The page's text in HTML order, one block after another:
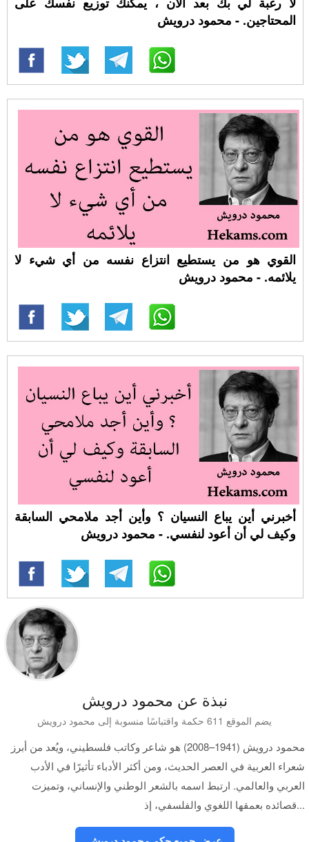
المحتاجين. - محمود درويش
القوي هو من يستطيع انتزاع نفسه من أي شيء لا
يلائمه. - محمود درويش
أخبرني أين يباع النسيان ؟ وأين أجد ملامحي السابقة
وكيف لي أن أعود لنفسي. - محمود درويش
نبذة عن محمود درويش
يضم الموقع 611 حكمة واقتباسًا منسوبة إلى محمود درويش
محمود درويش (1941–2008) هو شاعر وكاتب فلسطيني، ويُعد من أبرز
شعراء العربية في العصر الحديث، ومن أكثر الأدباء تأثيرًا في الأدب
العربي والعالمي. ارتبط اسمه بالشعر الوطني والإنساني، وتميزت
قصائده بعمقها اللغوي والفلسفي، إذ...